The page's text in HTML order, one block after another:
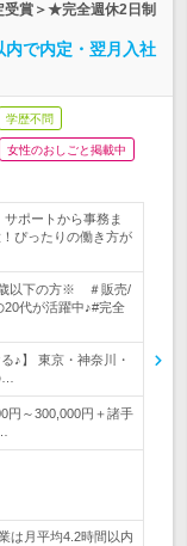
受賞＞★完全週休2日制
内で内定・翌月入社
学歴不問
女性のおしごと掲載中
ポートから事務ま
ぴったりの働き方が
歳以下の方※ ＃販売/
代が活躍中♪#完全
♪】 東京・神奈川・
円～300,000円＋諸手
は月平均4.2時間以内